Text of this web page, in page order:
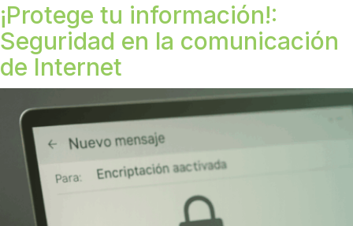
¡Protege tu información!:
Seguridad en la comunicación
de Internet